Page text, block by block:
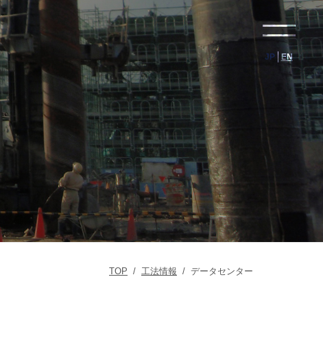
EN
JP
TOP / 工法情報 / データセンター